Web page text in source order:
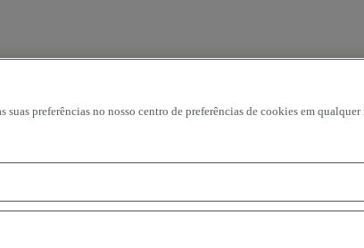
preferências no nosso centro de preferências de cookies em